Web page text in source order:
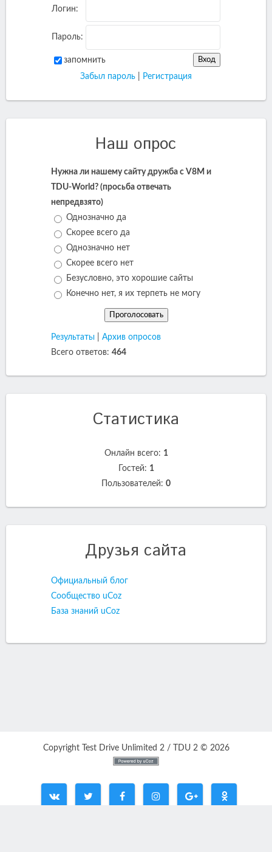
Логин:
Пароль:
запомнить
Забыл пароль
Регистрация
Наш опрос
Нужна ли нашему сайту дружба с V8M и
TDU-World? (просьба отвечать
непредвзято)
Однозначно да
Скорее всего да
Однозначно нет
Скорее всего нет
Безусловно, это хорошие сайты
Конечно нет, я их терпеть не могу
Результаты
Архив опросов
Всего ответов: 464
Статистика
Онлайн всего: 1
Гостей: 1
Пользователей: 0
Друзья сайта
Официальный блог
Сообщество uCoz
База знаний uCoz
Copyright Test Drive Unlimited 2 / TDU 2 © 2026